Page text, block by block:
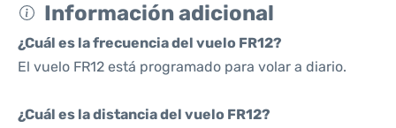
Información adicional
¿Cuál es la frecuencia del vuelo FR12?
El vuelo FR12 está programado para volar a diario.
¿Cuál es la distancia del vuelo FR12?